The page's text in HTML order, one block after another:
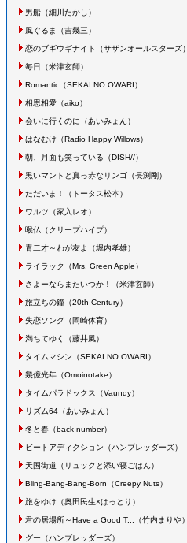
男船（細川たかし ）
風ぐるま （吉幾三）
恋のブギウギナイト （サザンオールスターズ）
毎日 （米津玄師）
Romantic（SEKAI NO OWARI）
相思相愛（aiko）
会いに行くのに （あいみょん）
はなむけ （Radio Happy Willows）
朝、月面も笑っている （DISH//）
黒いマントと真っ赤なリンゴ（長渕剛 ）
ただいま！ （トータス松本）
ワルツ （家入レオ）
喉仏 （クリープハイプ）
青二才～わが友よ （堀内孝雄）
ライラック （Mrs. Green Apple）
さよーならまたいつか！ （米津玄師）
旅立ちの鐘（20th Century）
失恋ソング（岡崎体育）
満ちてゆく （藤井風）
タイムマシン （SEKAI NO OWARI）
幾億光年（Omoinotake）
タイムパラドックス （Vaundy）
リズム64（あいみょん）
冬と春（back number）
ビートアディクション （ハンブレッダーズ）
天国街道 （リュックと添い寝ごはん）
Bling-Bang-Bang-Born （Creepy Nuts）
旅をゆけ （奥田民生×はっとり ）
君の居場所～Have a Good T... （竹内まりや）
グー （ハンブレッダーズ）